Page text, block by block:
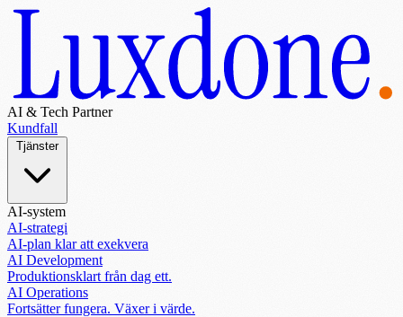
AI & Tech Partner
Kundfall
Tjänster
AI-system
AI-strategi
AI-plan klar att exekvera
AI Development
Produktionsklart från dag ett.
AI Operations
Fortsätter fungera. Växer i värde.